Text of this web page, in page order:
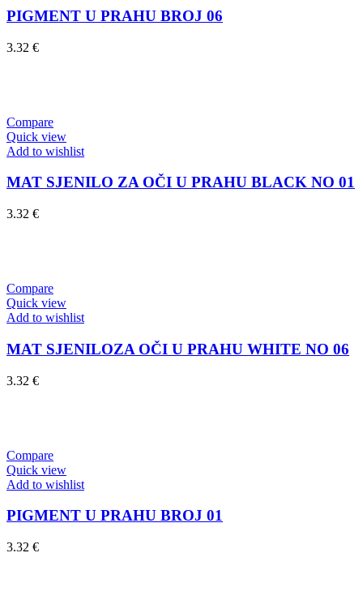
PIGMENT U PRAHU BROJ 06
3.32 €
Compare
Quick view
Add to wishlist
MAT SJENILO ZA OČI U PRAHU BLACK NO 01
3.32 €
Compare
Quick view
Add to wishlist
MAT SJENILOZA OČI U PRAHU WHITE NO 06
3.32 €
Compare
Quick view
Add to wishlist
PIGMENT U PRAHU BROJ 01
3.32 €